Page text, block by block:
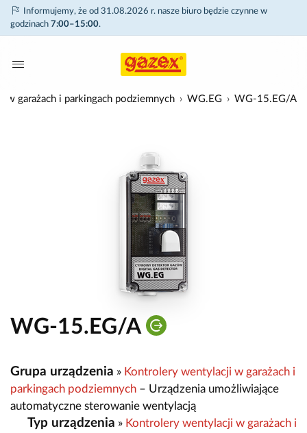
Informujemy, że od 31.08.2026 r. nasze biuro będzie czynne w
godzinach 7:00–15:00.
garażach i parkingach podziemnych WG.EG WG-15.EG/A
WG-15.EG/A
Grupa urządzenia » Kontrolery wentylacji w garażach i
parkingach podziemnych – Urządzenia umożliwiające
automatyczne sterowanie wentylacją
Typ urządzenia » Kontrolery wentylacji w garażach i